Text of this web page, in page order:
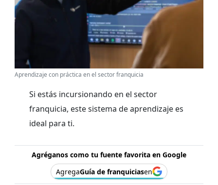
Aprendizaje con práctica en el sector franquicia
Si estás incursionando en el sector
franquicia, este sistema de aprendizaje es
ideal para ti.
Agréganos como tu fuente favorita en Google
AgregaGuía de franquiciasen